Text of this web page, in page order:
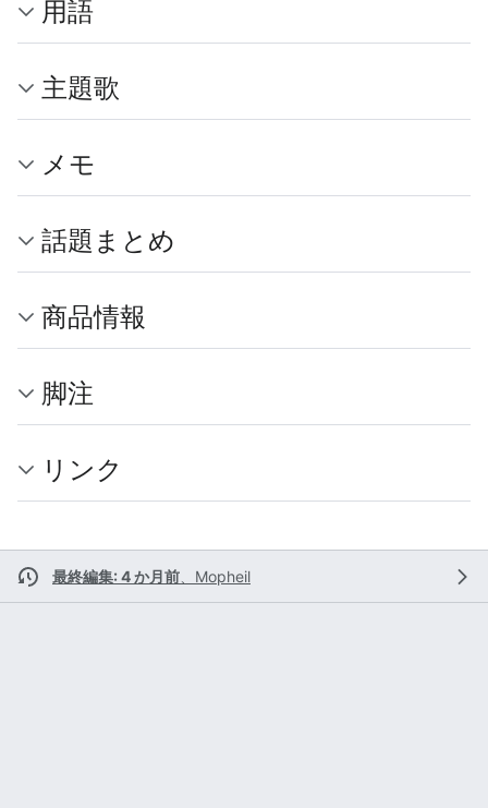
用語
主題歌
メモ
話題まとめ
商品情報
脚注
リンク
最終編集: 4 か月前 Mopheil